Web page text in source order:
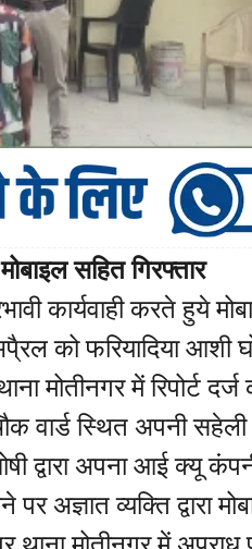
सहित गिरफ्तार
कार्यवाही करते हुये
को फरियादिया आशी
मोतीनगर में रिपोर्ट
वार्ड स्थित अपनी
द्वारा अपना आई क्यू
व्यक्ति द्वारा